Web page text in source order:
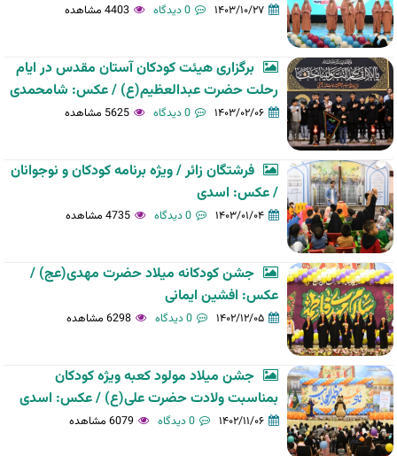
۱۴۰۳/۱۰/۲۷ 0 دیدگاه 4403 مشاهده
برگزاری هیئت کودکان آستان مقدس در ایام
رحلت حضرت عبدالعظیم(ع) / عکس: شامحمدی
۱۴۰۳/۰۲/۰۶ 0 دیدگاه 5625 مشاهده
فرشتگان زائر / ویژه برنامه کودکان و نوجوانان
/ عکس: اسدی
۱۴۰۳/۰۱/۰۴ 0 دیدگاه 4735 مشاهده
جشن کودکانه میلاد حضرت مهدی(عج) /
عکس: افشین ایمانی
۱۴۰۲/۱۲/۰۵ 0 دیدگاه 6298 مشاهده
جشن میلاد مولود کعبه ویژه کودکان
بمناسبت ولادت حضرت علی(ع) / عکس: اسدی
۱۴۰۲/۱۱/۰۶ 0 دیدگاه 6079 مشاهده